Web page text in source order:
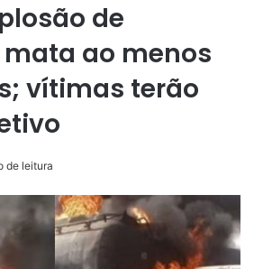
de
ao menos
vítimas terão
de leitura